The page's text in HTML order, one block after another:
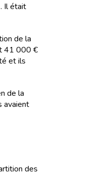
Il était
de la
41 000 €
et ils
de la
avaient
des